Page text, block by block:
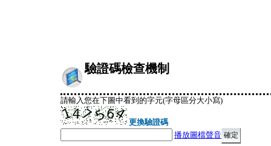
驗證碼檢查機制
請輸入您在下圖中看到的字元(字母區分大小寫)
更換驗證碼
播放圖檔聲音